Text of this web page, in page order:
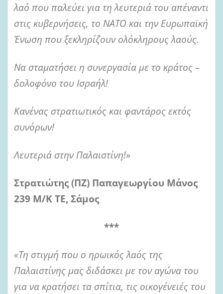
λαό που παλεύει για τη λευτεριά του απέναντι
στις κυβερνήσεις, το ΝΑΤΟ και την Ευρωπαϊκή
Ένωση που ξεκληρίζουν ολόκληρους λαούς.
Να σταματήσει η συνεργασία με το κράτος –
δολοφόνο του Ισραήλ!
Κανένας στρατιωτικός και φαντάρος εκτός
συνόρων!
Λευτεριά στην Παλαιστίνη!»
Στρατιώτης (ΠΖ) Παπαγεωργίου Μάνος
239 Μ/Κ ΤΕ, Σάμος
***
«Τη στιγμή που ο ηρωικός λαός της
Παλαιστίνης μας διδάσκει με τον αγώνα του
για να κρατήσει τα σπίτια, τις οικογένειές του